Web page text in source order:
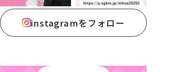
instagramをフォロー